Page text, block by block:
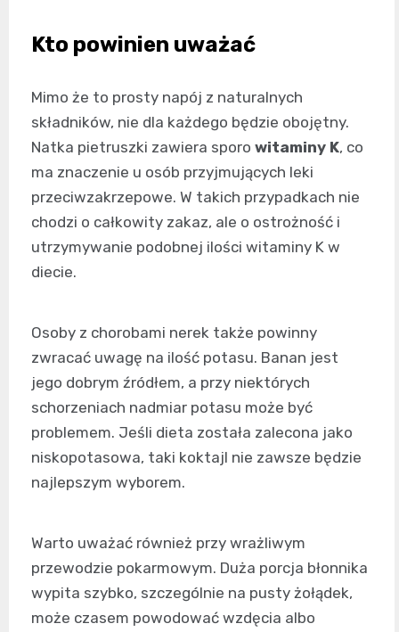
Kto powinien uważać
Mimo że to prosty napój z naturalnych
składników, nie dla każdego będzie obojętny.
Natka pietruszki zawiera sporo witaminy K, co
ma znaczenie u osób przyjmujących leki
przeciwzakrzepowe. W takich przypadkach nie
chodzi o całkowity zakaz, ale o ostrożność i
utrzymywanie podobnej ilości witaminy K w
diecie.
Osoby z chorobami nerek także powinny
zwracać uwagę na ilość potasu. Banan jest
jego dobrym źródłem, a przy niektórych
schorzeniach nadmiar potasu może być
problemem. Jeśli dieta została zalecona jako
niskopotasowa, taki koktajl nie zawsze będzie
najlepszym wyborem.
Warto uważać również przy wrażliwym
przewodzie pokarmowym. Duża porcja błonnika
wypita szybko, szczególnie na pusty żołądek,
może czasem powodować wzdęcia albo